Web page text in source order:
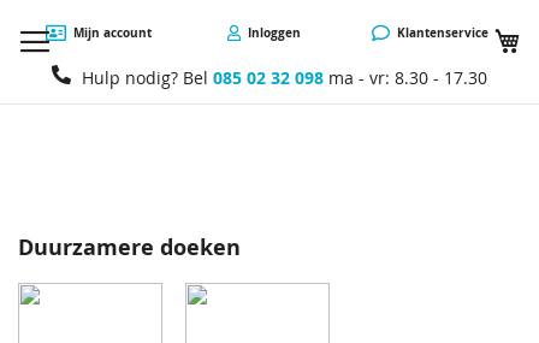
Mijn account Inloggen Klantenservice
Hulp nodig? Bel 085 02 32 098 ma - vr: 8.30 - 17.30
Duurzamere doeken